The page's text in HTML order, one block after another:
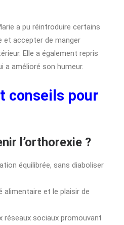
a pu réintroduire certains
et accepter de manger
Elle a également repris
a amélioré son humeur.
conseils pour
l’orthorexie ?
équilibrée, sans diaboliser
alimentaire et le plaisir de
réseaux sociaux promouvant